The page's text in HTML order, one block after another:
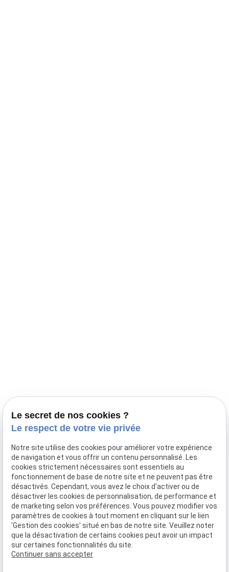
03 28 68 82 00
06 80 84 45 90
Adresse
10, chemin de Cassel
59470 BOLLEZEELE
Horaires
09:00 - 17:00
Lundi - Samedi
Le secret de nos cookies ?
Le respect de votre vie privée
Notre site utilise des cookies pour améliorer votre expérience
de navigation et vous offrir un contenu personnalisé. Les
cookies strictement nécessaires sont essentiels au
fonctionnement de base de notre site et ne peuvent pas être
désactivés. Cependant, vous avez le choix d'activer ou de
désactiver les cookies de personnalisation, de performance et
de marketing selon vos préférences. Vous pouvez modifier vos
paramètres de cookies à tout moment en cliquant sur le lien
'Gestion des cookies' situé en bas de notre site. Veuillez noter
que la désactivation de certains cookies peut avoir un impact
sur certaines fonctionnalités du site.
Continuer sans accepter